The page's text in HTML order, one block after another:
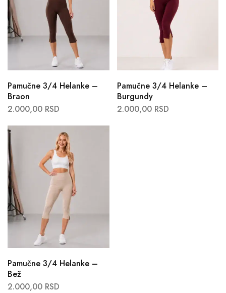
Pamučne 3/4 Helanke –
Braon
2.000,00 RSD
Pamučne 3/4 Helanke –
Burgundy
2.000,00 RSD
Pamučne 3/4 Helanke –
Bež
2.000,00 RSD